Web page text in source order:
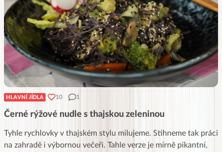
HLAVNÍ JÍDLA 10 1
Černé rýžové nudle s thajskou zeleninou
Tyhle rychlovky v thajském stylu milujeme. Stihneme tak práci
na zahradě i výbornou večeři. Tahle verze je mírně pikantní,